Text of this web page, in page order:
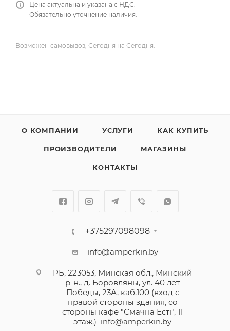
Цена актуальна и указана с НДС.
Обязательно уточнение наличия.
Возможен самовывоз, Сегодня на Сегодня.
О КОМПАНИИ УСЛУГИ КАК КУПИТЬ
ПРОИЗВОДИТЕЛИ МАГАЗИНЫ
КОНТАКТЫ
+375297098098
info@amperkin.by
РБ, 223053, Минская обл., Минский
р-н., д. Боровляны, ул. 40 лет
Победы, 23А, каб.100 (вход с
правой стороны здания, со
стороны кафе "Смачна Естi", 11
этаж.) info@amperkin.by